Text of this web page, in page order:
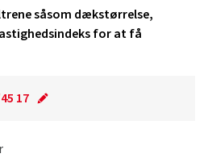
såsom dækstørrelse,
for at få
17